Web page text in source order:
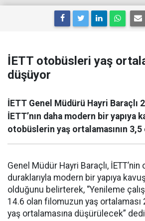
İETT otobüsleri yaş
düşüyor
İETT Genel Müdürü Hayri Baraçlı
İETT’nın daha modern bir yapıya
otobüslerin yaş ortalamasının
Genel Müdür Hayri Baraçlı,
duraklarıyla modern bir yapıya
olduğunu belirterek, “Yenileme
14.6 olan filomuzun yaş ortalaması
yaş ortalamasına düşürülecek”